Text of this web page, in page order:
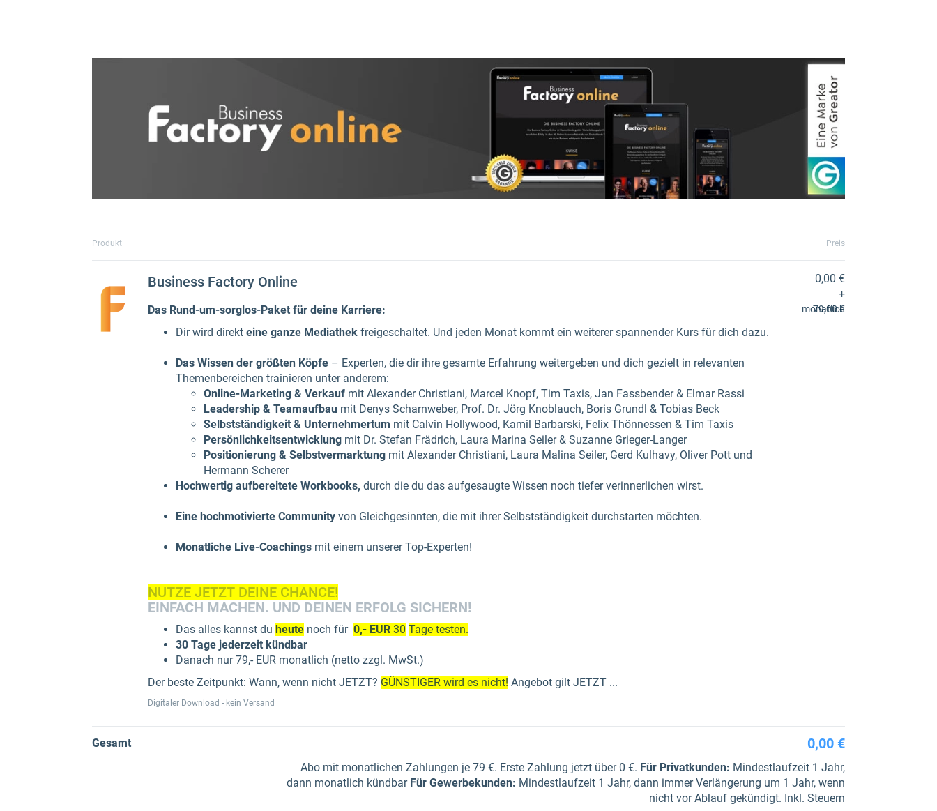
Produkt Preis
Business Factory Online
Das Rund-um-sorglos-Paket für deine Karriere:
Dir wird direkt eine ganze Mediathek freigeschaltet. Und jeden Monat kommt ein weiterer spannender Kurs für dich dazu.
Das Wissen der größten Köpfe – Experten, die dir ihre gesamte Erfahrung weitergeben und dich gezielt in relevanten
Themenbereichen trainieren unter anderem:
Online-Marketing & Verkauf mit Alexander Christiani, Marcel Knopf, Tim Taxis, Jan Fassbender & Elmar Rassi
Leadership & Teamaufbau mit Denys Scharnweber, Prof. Dr. Jörg Knoblauch, Boris Grundl & Tobias Beck
Selbstständigkeit & Unternehmertum mit Calvin Hollywood, Kamil Barbarski, Felix Thönnessen & Tim Taxis
Persönlichkeitsentwicklung mit Dr. Stefan Frädrich, Laura Marina Seiler & Suzanne Grieger-Langer
Positionierung & Selbstvermarktung mit Alexander Christiani, Laura Malina Seiler, Gerd Kulhavy, Oliver Pott und
Hermann Scherer
Hochwertig aufbereitete Workbooks, durch die du das aufgesaugte Wissen noch tiefer verinnerlichen wirst.
Eine hochmotivierte Community von Gleichgesinnten, die mit ihrer Selbstständigkeit durchstarten möchten.
Monatliche Live-Coachings mit einem unserer Top-Experten!
NUTZE JETZT DEINE CHANCE!
EINFACH MACHEN. UND DEINEN ERFOLG SICHERN!
Das alles kannst du heute noch für 0,- EUR 30 Tage testen.
30 Tage jederzeit kündbar
Danach nur 79,- EUR monatlich (netto zzgl. MwSt.)
Der beste Zeitpunkt: Wann, wenn nicht JETZT? GÜNSTIGER wird es nicht! Angebot gilt JETZT ...
Digitaler Download - kein Versand
0,00 €
+
79,00 €
monatlich
Gesamt 0,00 €
Abo mit monatlichen Zahlungen je 79 €. Erste Zahlung jetzt über 0 €. Für Privatkunden: Mindestlaufzeit 1 Jahr,
dann monatlich kündbar Für Gewerbe­kunden: Mindestlaufzeit 1 Jahr, dann immer Verlängerung um 1 Jahr, wenn
nicht vor Ablauf gekündigt. Inkl. Steuern